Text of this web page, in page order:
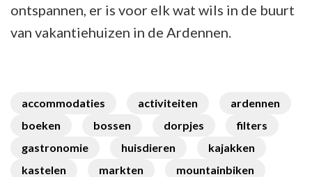
ontspannen, er is voor elk wat wils in de buurt
van vakantiehuizen in de Ardennen.
accommodaties activiteiten
ardennen
boeken
bossen dorpjes
filters
gastronomie
huisdieren
kajakken
kastelen
markten
mountainbiken